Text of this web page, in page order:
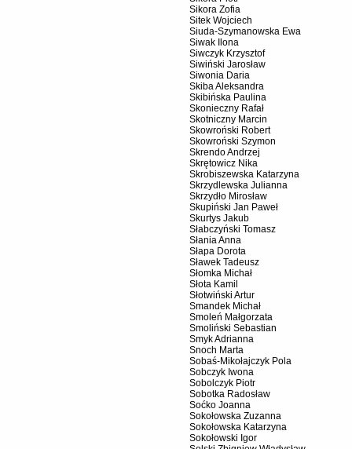
Sikora Zofia
Sitek Wojciech
Siuda-Szymanowska Ewa
Siwak Ilona
Siwczyk Krzysztof
Siwiński Jarosław
Siwonia Daria
Skiba Aleksandra
Skibińska Paulina
Skonieczny Rafał
Skotniczny Marcin
Skowroński Robert
Skowroński Szymon
Skrendo Andrzej
Skrętowicz Nika
Skrobiszewska Katarzyna
Skrzydlewska Julianna
Skrzydło Mirosław
Skupiński Jan Paweł
Skurtys Jakub
Słabczyński Tomasz
Słania Anna
Słapa Dorota
Sławek Tadeusz
Słomka Michał
Słota Kamil
Słotwiński Artur
Smandek Michał
Smoleń Małgorzata
Smoliński Sebastian
Smyk Adrianna
Snoch Marta
Sobaś-Mikołajczyk Pola
Sobczyk Iwona
Sobolczyk Piotr
Sobotka Radosław
Soćko Joanna
Sokołowska Zuzanna
Sokołowska Katarzyna
Sokołowski Igor